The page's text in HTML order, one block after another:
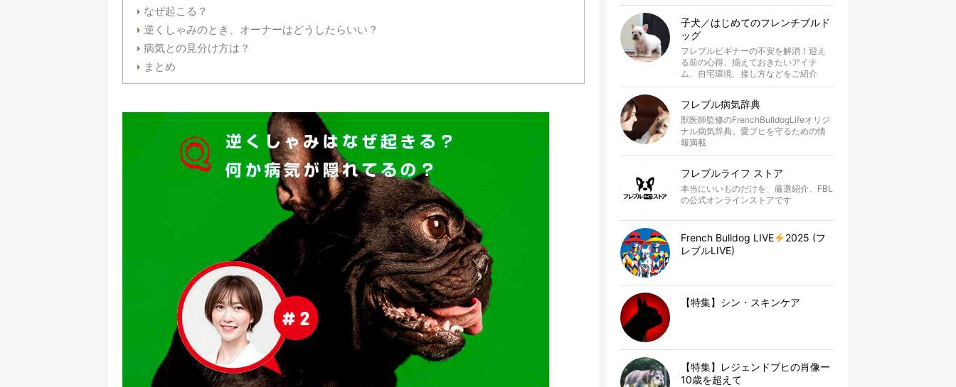
なぜ起こる？
逆くしゃみのとき、オーナーはどうしたらいい？
病気との見分け方は？
まとめ
子犬／はじめてのフレンチブルド
ッグ
フレブルビギナーの不安を解消！迎え
る前の心得、揃えておきたいアイテ
ム、自宅環境、接し方などをご紹介
フレブル病気辞典
獣医師監修のFrenchBulldogLifeオリジ
ナル病気辞典。愛ブヒを守るための情
報満載
フレブルライフ ストア
本当にいいものだけを、厳選紹介。FBL
の公式オンラインストアです
French Bulldog LIVE
2025 (フ
レブルLIVE)
【特集】シン・スキンケア
【特集】レジェンドブヒの肖像ー
10歳を超えて